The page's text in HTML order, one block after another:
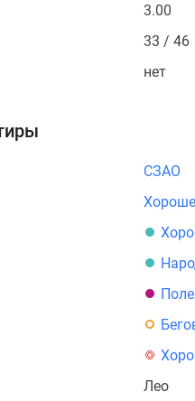
3.00
33 / 46
нет
СЗАО
Лео